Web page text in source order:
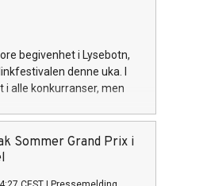
begivenhet i Lysebotn,
denne uka. I
alle konkurranser, men
Sommer Grand Prix i